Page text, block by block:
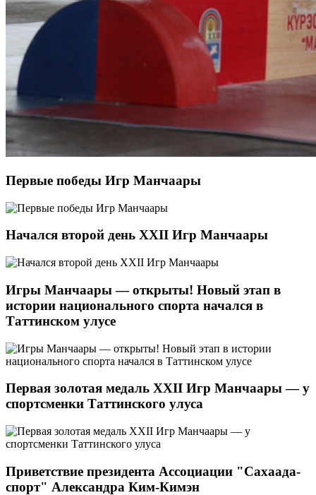
Первые победы Игр Манчаары
Начался второй день XXII Игр Манчаары
Игры Манчаары — открыты! Новый этап в
истории национального спорта начался в
Таттинском улусе
Первая золотая медаль XXII Игр Манчаары — у
спортсменки Таттинского улуса
Приветствие президента Ассоциации "Сахаада-
спорт" Александра Ким-Кимэн